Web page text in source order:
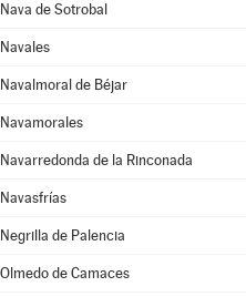
Nava de Sotrobal
Navales
Navalmoral de Béjar
Navamorales
Navarredonda de la Rinconada
Navasfrías
Negrilla de Palencia
Olmedo de Camaces